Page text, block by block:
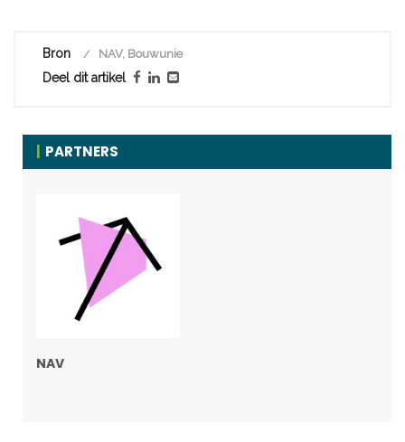
Bron NAV, Bouwunie
Deel dit artikel
PARTNERS
NAV